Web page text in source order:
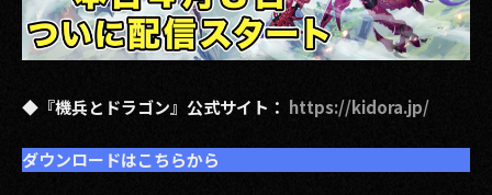
2023
2021
2020
◆『機兵とドラゴン』公式サイト： https://kidora.jp/
ダウンロードはこちらから